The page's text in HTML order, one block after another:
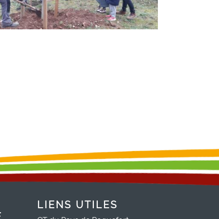
LIENS UTILES